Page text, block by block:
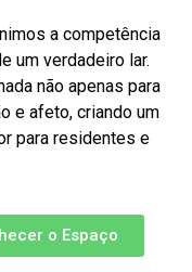
a competência
um verdadeiro lar.
não apenas para
e afeto, criando um
para residentes e
o Espaço